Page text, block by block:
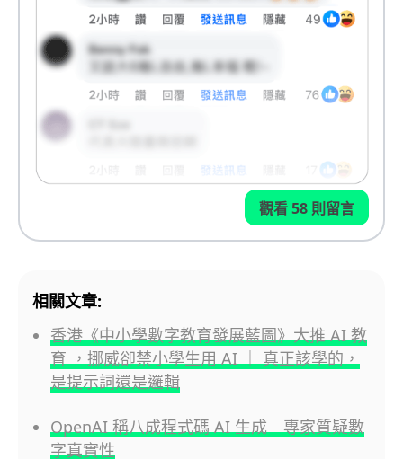
觀看 58 則留言
相關文章:
香港《中小學數字教育發展藍圖》大推 AI 教
育 ，挪威卻禁小學生用 AI ｜ 真正該學的，
是提示詞還是邏輯
OpenAI 稱八成程式碼 AI 生成 專家質疑數
字真實性